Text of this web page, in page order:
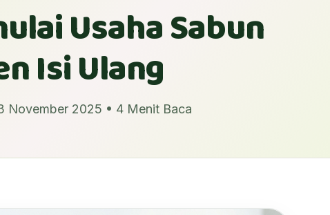
Usaha Sabun
Isi Ulang
November 2025 • 4 Menit Baca